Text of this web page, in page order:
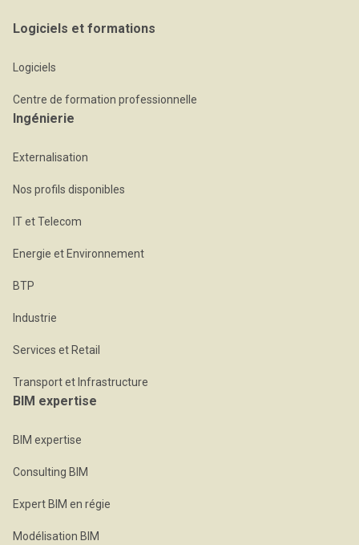
Logiciels et formations
Logiciels
Centre de formation professionnelle
Ingénierie
Externalisation
Nos profils disponibles
IT et Telecom
Energie et Environnement
BTP
Industrie
Services et Retail
Transport et Infrastructure
BIM expertise
BIM expertise
Consulting BIM
Expert BIM en régie
Modélisation BIM